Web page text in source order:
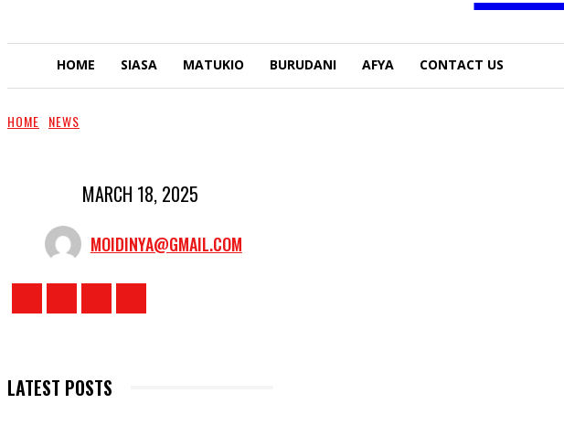
HOME SIASA MATUKIO BURUDANI AFYA CONTACT US
HOME NEWS
MARCH 18, 2025
MOIDINYA@GMAIL.COM
LATEST POSTS